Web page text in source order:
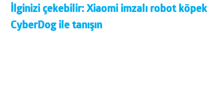
İlginizi çekebilir:Xiaomi imzalı robot köpek
CyberDog ile tanışın